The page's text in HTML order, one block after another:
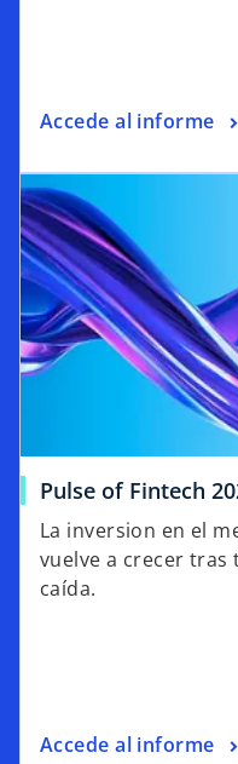
Accede al informe
Pulse of Fintech
La inversion en el
vuelve a crecer tras
caída.
Accede al informe